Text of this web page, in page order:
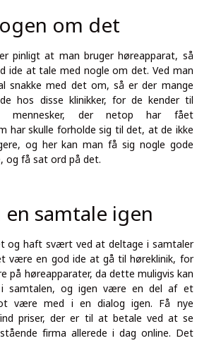
om det
pinligt at man bruger høreapparat, så
ide at tale med nogle om det. Ved man
snakke med det om, så er der mange
hos disse klinikker, for de kender til
mennesker, der netop har fået
har skulle forholde sig til det, at de ikke
og her kan man få sig nogle gode
og få sat ord på det.
samtale igen
og haft svært ved at deltage i samtaler
være en god ide at gå til høreklinik, for
på høreapparater, da dette muligvis kan
samtalen, og igen være en del af et
være med i en dialog igen. Få nye
priser, der er til at betale ved at se
firma allerede i dag online. Det